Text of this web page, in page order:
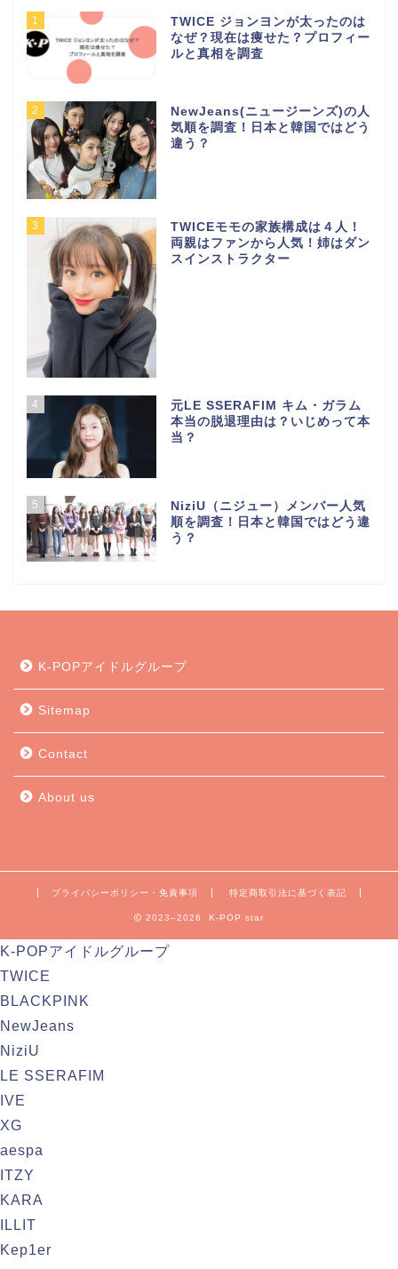
1
TWICE ジョンヨンが太ったのは
なぜ？現在は痩せた？プロフィー
ルと真相を調査
2
NewJeans(ニュージーンズ)の人
気順を調査！日本と韓国ではどう
違う？
3
TWICEモモの家族構成は４人！
両親はファンから人気！姉はダン
スインストラクター
4
元LE SSERAFIM キム・ガラム
本当の脱退理由は？いじめって本
当？
5
NiziU（ニジュー）メンバー人気
順を調査！日本と韓国ではどう違
う？
K-POPアイドルグループ
Sitemap
Contact
About us
プライバシーポリシー・免責事項 特定商取引法に基づく表記
2023–2026 K-POP star
K-POPアイドルグループ
TWICE
BLACKPINK
NewJeans
NiziU
LE SSERAFIM
IVE
XG
aespa
ITZY
KARA
ILLIT
Kep1er